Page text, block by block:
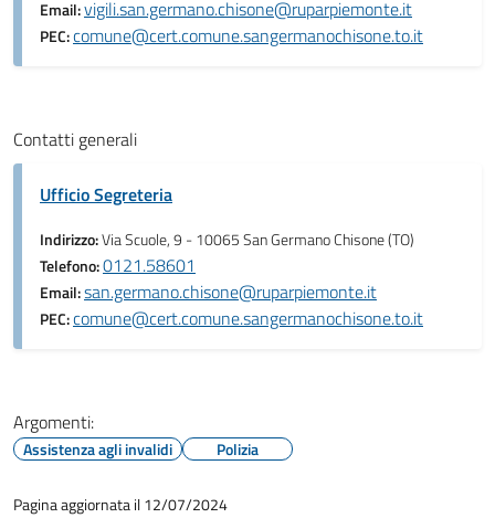
Email:vigili.san.germano.chisone@ruparpiemonte.it
PEC:comune@cert.comune.sangermanochisone.to.it
Contatti generali
Ufficio Segreteria
Indirizzo:Via Scuole, 9 - 10065 San Germano Chisone (TO)
Telefono:0121.58601
Email:san.germano.chisone@ruparpiemonte.it
PEC:comune@cert.comune.sangermanochisone.to.it
Argomenti:
Assistenza agli invalidi Polizia
Pagina aggiornata il 12/07/2024